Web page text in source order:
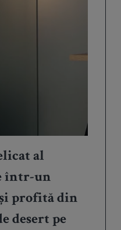
al
într-un
și profită din
desert pe